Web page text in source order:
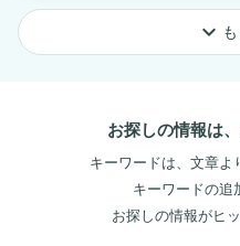
keyboard_arrow_down
お探しの情報は
キーワードは、文章よ
キーワードの追
お探しの情報がヒ